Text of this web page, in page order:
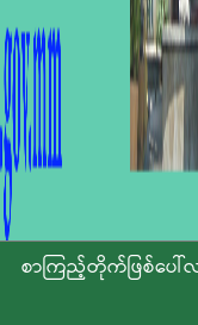
စာကြည့်တိုက်ဖြစ်ပေါ်